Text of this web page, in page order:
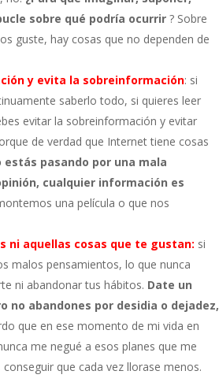
sobre qué podría ocurrir ? Sobre
guste, hay cosas que no dependen de
y evita la sobreinformación: si
saberlo todo, si quieres leer
evitar la sobreinformación y evitar
de verdad que Internet tiene cosas
estás pasando por una mala
cualquier información es
una película o que nos
ni aquellas cosas que te gustan: si
malos pensamientos, lo que nunca
ni abandonar tus hábitos. Date un
no abandones por desidia o dejadez,
que en ese momento de mi vida en
me negué a esos planes que me
que cada vez llorase menos.